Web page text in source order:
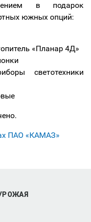
в подарок
южных опций:
«Планар 4Д»
светотехники
ПАО «КАМАЗ»